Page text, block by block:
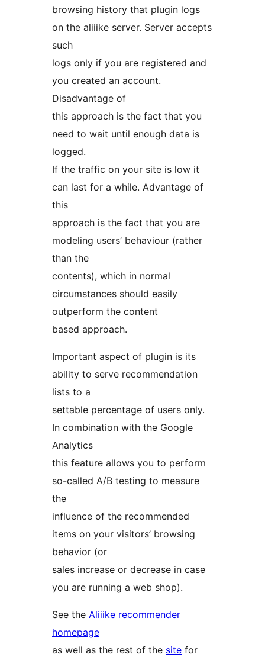
browsing history that plugin logs
on the aliiike server. Server accepts
such
logs only if you are registered and
you created an account.
Disadvantage of
this approach is the fact that you
need to wait until enough data is
logged.
If the traffic on your site is low it
can last for a while. Advantage of
this
approach is the fact that you are
modeling users’ behaviour (rather
than the
contents), which in normal
circumstances should easily
outperform the content
based approach.
Important aspect of plugin is its
ability to serve recommendation
lists to a
settable percentage of users only.
In combination with the Google
Analytics
this feature allows you to perform
so-called A/B testing to measure
the
influence of the recommended
items on your visitors’ browsing
behavior (or
sales increase or decrease in case
you are running a web shop).
See the Aliiike recommender
homepage
as well as the rest of the site for